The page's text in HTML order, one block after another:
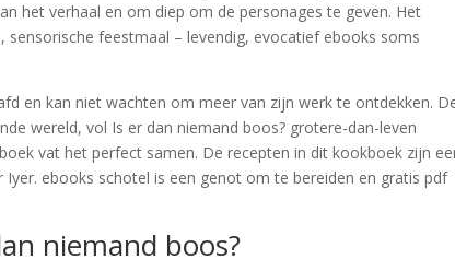
het verhaal en om diep om de personages te geven. Het
feestmaal – levendig, evocatief ebooks soms
en kan niet wachten om meer van zijn werk te ontdekken.
wereld, vol Is er dan niemand boos? grotere-dan-leven
vat het perfect samen. De recepten in dit kookboek zijn
Iyer. ebooks schotel is een genot om te bereiden en gratis pdf
niemand boos?